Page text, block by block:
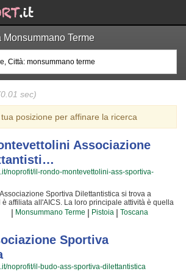
Terme
sec)
posizione per affinare la ricerca
Associazione
noprofit/il-rondo-montevettolini-ass-sportiva-
Sportiva Dilettantistica si trova a
affiliata all'AICS. La loro principale attività è quella
proponendo corsi rivolti a bambini e ragazzi. Il
Sportiva Dilettantistica è radicata nella
terme ha educato generazioni di atleti,
il percorso di crescita e di maturazione tipico degli
di calcio balilla sono tra i più esperti e
sicuramente i più adatti a sviluppare il talento
a giocare e dei ragazzi che vogliono raggiungere
motivo Il Rondò Montevettolini Associazione
| Monsummano Terme | Pistoia | Toscana
Sportiva
noprofit/il-budo-ass-sportiva-dilettantistica